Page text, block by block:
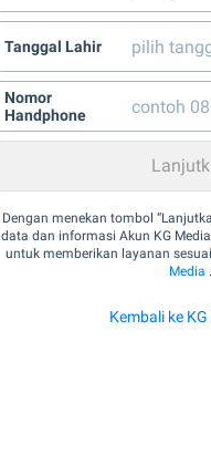
Tanggal Lahir
Nomor
Handphone
Dengan menekan tombol
data dan informasi Akun KG
untuk memberikan layanan sesuai
Media .
Kembali ke